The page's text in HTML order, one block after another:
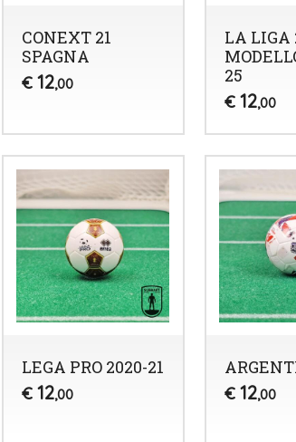
CONEXT 21
SPAGNA
€ 12,00
LA LIGA
25
€ 12,00
LEGA PRO 2020-21
€ 12,00 € 12,00